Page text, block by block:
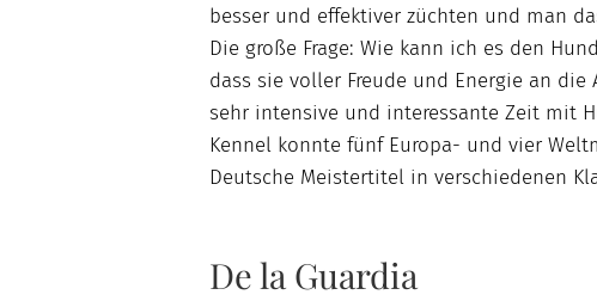
besser und effektiver züchten und man
Die große Frage: Wie kann ich es den
dass sie voller Freude und Energie an die
sehr intensive und interessante Zeit mit
Kennel konnte fünf Europa- und vier
Deutsche Meistertitel in verschiedenen
De la Guardia